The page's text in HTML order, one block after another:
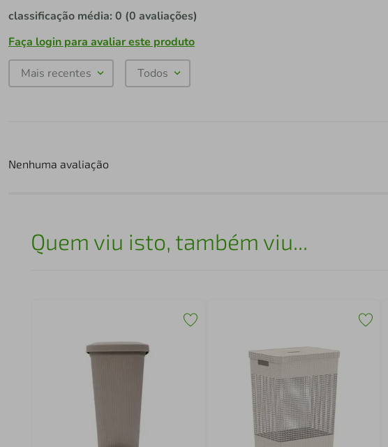
classificação média: 0 (0 avaliações)
Faça login para avaliar este produto
Mais recentes Todos
Nenhuma avaliação
Quem viu isto, também viu...